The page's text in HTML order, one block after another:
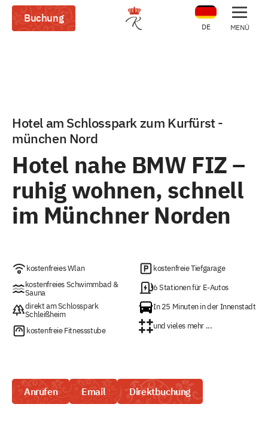
Buchung
DE MENÜ
Hotel nahe BMW FIZ –
ruhig wohnen, schnell
im Münchner Norden
Hotel am Schlosspark zum Kurfürst -
münchen Nord
kostenfreies Wlan
kostenfreies Schwimmbad &
Sauna
direkt am Schlosspark
Schleißheim
kostenfreie Fitnessstube
kostenfreie Tiefgarage
6 Stationen für E-Autos
In 25 Minuten in der Innenstadt
und vieles mehr ...
Anrufen Email Direktbuchung